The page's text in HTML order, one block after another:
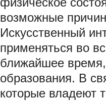
возможные
Искусственный
применяться во
ближайшее
образования. В
которые владеют